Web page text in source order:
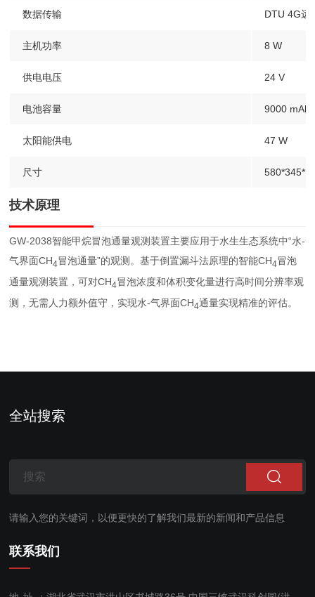
数据传输 DTU 4G远
主机功率 8 W
供电电压 24 V
电池容量 9000 mAh
太阳能供电 47 W
尺寸
技术原理
GW-2038智能甲烷冒泡通量观测装置主要应⽤于水生⽣态系统中“⽔-
⽓界⾯CH4冒泡通量”的观测。基于倒置漏⽃法原理的智能CH4冒泡
通量观测装置，可对CH4冒泡浓度和体积变化量进行⾼时间分辨率观
测，无需人力额外值守，实现⽔-⽓界⾯CH4通量实现精准的评估。
全站搜索
请输入您的关键词，以便更快的了解我们最新的新闻和产品信息
联系我们